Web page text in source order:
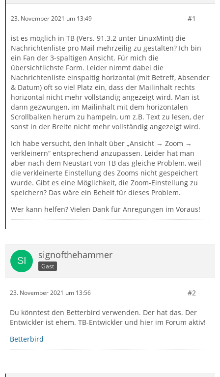
23. November 2021 um 13:49 #1
ist es möglich in TB (Vers. 91.3.2 unter LinuxMint) die
Nachrichtenliste pro Mail mehrzeilig zu gestalten? Ich bin
ein Fan der 3-spaltigen Ansicht. Für mich die
übersichtlichste Form. Leider nimmt dabei die
Nachrichtenliste einspaltig horizontal (mit Betreff, Absender
& Datum) oft so viel Platz ein, dass der Mailinhalt rechts
horizontal nicht mehr vollständig angezeigt wird. Man ist
dann gezwungen, im Mailinhalt mit dem horizontalen
Scrollbalken herum zu hampeln, um z.B. Text zu lesen, der
sonst in der Breite nicht mehr vollständig angezeigt wird.
Ich habe versucht, den Inhalt über „Ansicht → Zoom →
verkleinern“ entsprechend anzupassen. Leider hat man
aber nach dem Neustart von TB das gleiche Problem, weil
die verkleinerte Einstellung des Zooms nicht gespeichert
wurde. Gibt es eine Möglichkeit, die Zoom-Einstellung zu
speichern? Das wäre ein Behelf für dieses Problem.
Wer kann helfen? Vielen Dank für Anregungen im Voraus!
signofthehammer
Gast
23. November 2021 um 13:56 #2
Du könntest den Betterbird verwenden. Der hat das. Der
Entwickler ist ehem. TB-Entwickler und hier im Forum aktiv!
Betterbird